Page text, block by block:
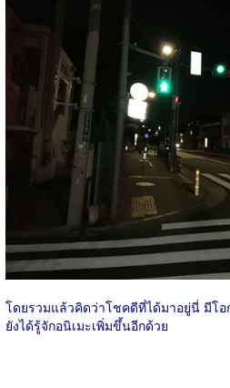
โดยรวมแล้วคิดว่าโชคดีที่ได้มาอยู่นี่ มีโอ
ยังได้รู้จักอนิเมะเพิ่มขึ้นอีกด้วย